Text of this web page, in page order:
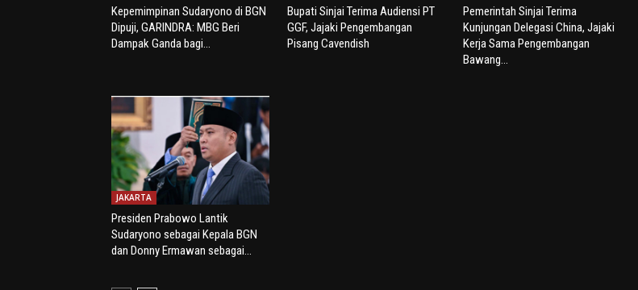
Kepemimpinan Sudaryono di BGN
Dipuji, GARINDRA: MBG Beri
Dampak Ganda bagi...
Bupati Sinjai Terima Audiensi PT
GGF, Jajaki Pengembangan
Pisang Cavendish
Pemerintah Sinjai Terima
Kunjungan Delegasi China, Jajaki
Kerja Sama Pengembangan
Bawang...
JAKARTA
Presiden Prabowo Lantik
Sudaryono sebagai Kepala BGN
dan Donny Ermawan sebagai...